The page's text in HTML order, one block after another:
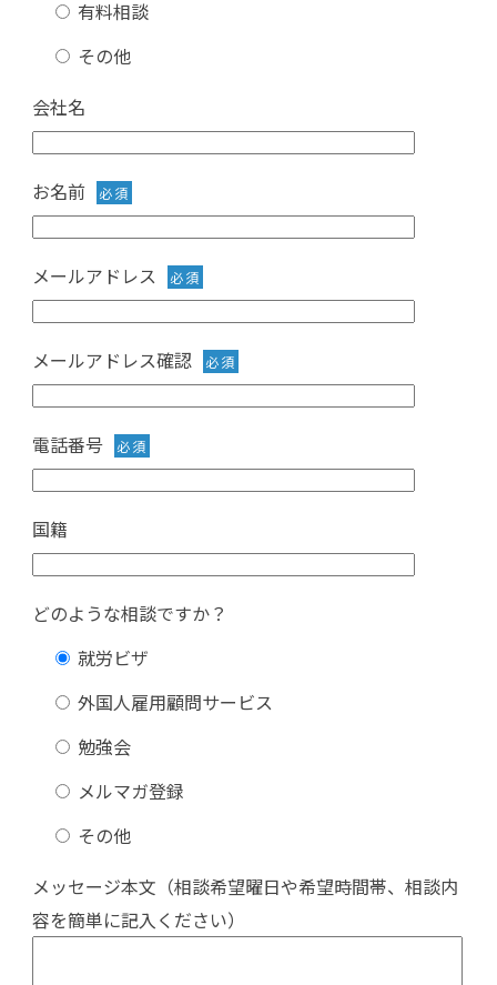
有料相談
その他
会社名
お名前 必須
メールアドレス 必須
メールアドレス確認 必須
電話番号 必須
国籍
どのような相談ですか？
就労ビザ
外国人雇用顧問サービス
勉強会
メルマガ登録
その他
メッセージ本文（相談希望曜日や希望時間帯、相談内
容を簡単に記入ください）